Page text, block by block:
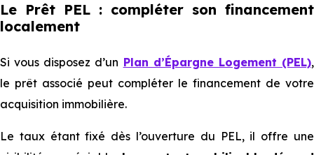
Le Prêt PEL : compléter son financement
localement
Si vous disposez d’un Plan d’Épargne Logement (PEL),
le prêt associé peut compléter le financement de votre
acquisition immobilière.
Le taux étant fixé dès l’ouverture du PEL, il offre une